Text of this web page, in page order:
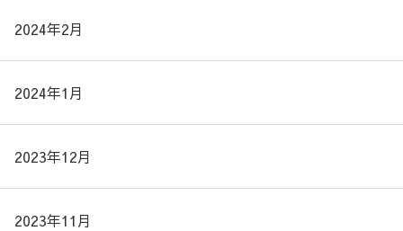
2024年2月
2024年1月
2023年12月
2023年11月